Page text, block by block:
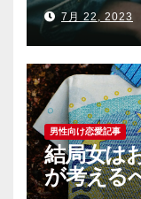
ちな恐怖
7月 22, 2023
男性向け恋愛記事
結局女は
が考える